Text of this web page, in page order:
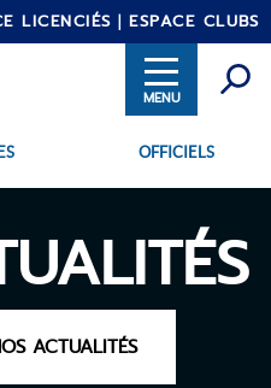
LICENCIÉS ESPACE CLUBS
OFFICIELS
ACTUALITÉS